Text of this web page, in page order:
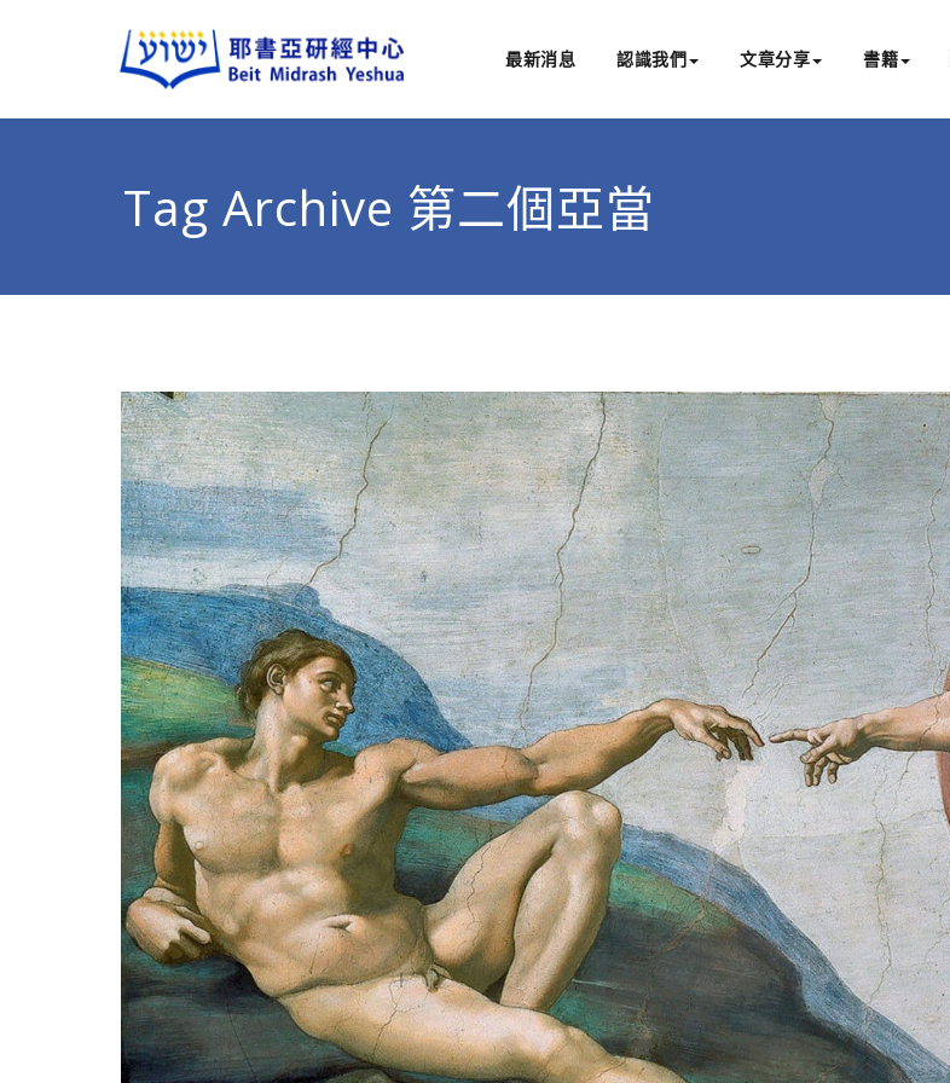
最新消息 認識我們 文章分享 書籍
Tag Archive 第二個亞當